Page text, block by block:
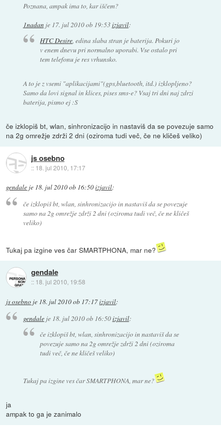
Poznana, ampak ima to, kar iščem?
1nadanje 17. jul 2010 ob 19:53izjavil:
HTC Desire, edina slaba stran je baterija. Pokuri jo
v enem dnevu pri normalno uporabi. Vse ostalo pri
tem telefonu je res vrhunsko.
A to je z vsemi "aplikacijami"(gps,bluetooth, itd.) izklopljeno?
Samo da lovi signal in klices, pises sms-e? Vsaj tri dni naj zdrzi
baterija, pismo ej :S
če izklopiš bt, wlan, sinhronizacijo in nastaviš da se povezuje samo
na 2g omrežje zdrži 2 dni (oziroma tudi več, če ne kličeš veliko)
js osebno
:: 18. jul 2010, 17:17
gendale je 18. jul 2010 ob 16:50izjavil:
če izklopiš bt, wlan, sinhronizacijo in nastaviš da se povezuje
samo na 2g omrežje zdrži 2 dni (oziroma tudi več, če ne kličeš
veliko)
Tukaj pa izgine ves čar SMARTPHONA, mar ne?
gendale
:: 18. jul 2010, 19:58
js osebno je 18. jul 2010 ob 17:17izjavil:
gendaleje 18. jul 2010 ob 16:50izjavil:
če izklopiš bt, wlan, sinhronizacijo in nastaviš da se
povezuje samo na 2g omrežje zdrži 2 dni (oziroma
tudi več, če ne kličeš veliko)
Tukaj pa izgine ves čar SMARTPHONA, mar ne?
ja
ampak to ga je zanimalo